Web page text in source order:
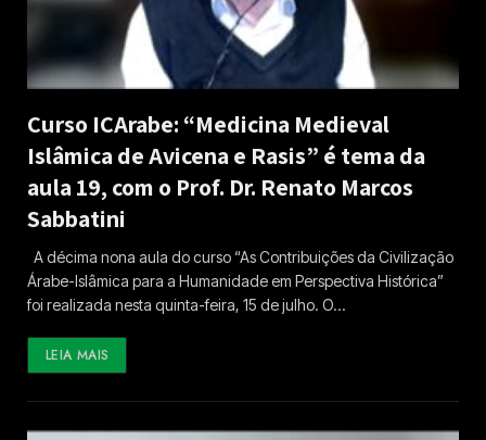
Curso ICArabe: “Medicina Medieval
Islâmica de Avicena e Rasis” é tema da
aula 19, com o Prof. Dr. Renato Marcos
Sabbatini
A décima nona aula do curso “As Contribuições da Civilização
Árabe-Islâmica para a Humanidade em Perspectiva Histórica”
foi realizada nesta quinta-feira, 15 de julho. O…
LEIA MAIS